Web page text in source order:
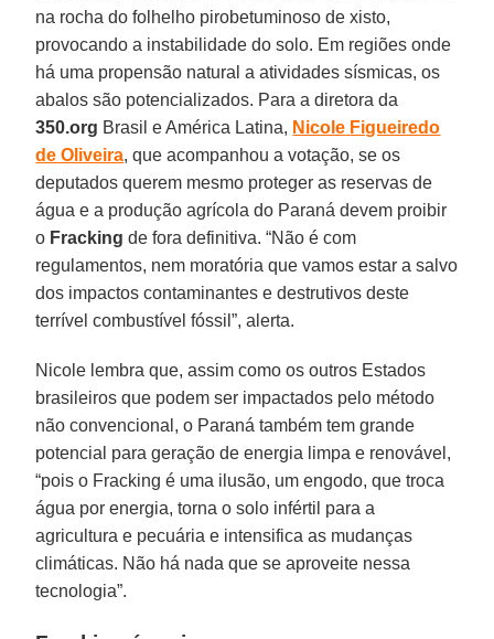
na rocha do folhelho pirobetuminoso de xisto,
provocando a instabilidade do solo. Em regiões onde
há uma propensão natural a atividades sísmicas, os
abalos são potencializados. Para a diretora da
350.org Brasil e América Latina, Nicole Figueiredo
de Oliveira, que acompanhou a votação, se os
deputados querem mesmo proteger as reservas de
água e a produção agrícola do Paraná devem proibir
o Fracking de fora definitiva. “Não é com
regulamentos, nem moratória que vamos estar a salvo
dos impactos contaminantes e destrutivos deste
terrível combustível fóssil”, alerta.
Nicole lembra que, assim como os outros Estados
brasileiros que podem ser impactados pelo método
não convencional, o Paraná também tem grande
potencial para geração de energia limpa e renovável,
“pois o Fracking é uma ilusão, um engodo, que troca
água por energia, torna o solo infértil para a
agricultura e pecuária e intensifica as mudanças
climáticas. Não há nada que se aproveite nessa
tecnologia”.